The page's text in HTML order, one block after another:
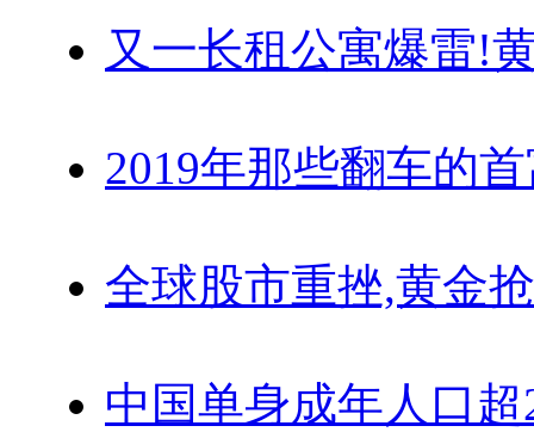
又一长租公寓爆雷!
2019年那些翻车的
全球股市重挫,黄金
中国单身成年人口超